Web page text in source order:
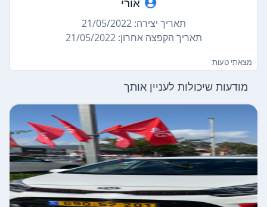
תאריך יצירה: 21/05/2022
תאריך הקפצה אחרון: 21/05/2022
מצאתי טעות
מודעות שיכולות לעניין אותך